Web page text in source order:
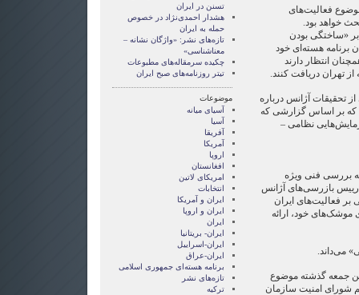
فعالیت‌های
خواهد بود.
بر «ساختگی بودن
برنامه هسته‌ای خود
انتظار دارند
تهران دریافت کنند.
تحقیقات آژانس درباره
که بر اساس گزارشی که
نظامی –
بررسی فنی ویژه
رییس بازرسی‌های آژانس
بر فعالیت‌های ایران
خود، ارائه
می‌داند.
جمعه گذشته موضوع
شورای امنیت سازمان
تسنن در ایران
هشدار احمدی‌نژاد در خصوص
حمله به ایران
تازه‌های نشر: «واژگان نشانه –
معناشناسی»
چکیده سرمقاله‌های مطبوعات
تیتر روزنامه‌های صبح ایران
موضوعات
آسيای ميانه
آسیا
آفریقا
آمریکا
اروپا
افغانستان
امریکای لاتین
انتخابات
ايران و آمريکا
ايران و اروپا
ایران
ایران- بریتانیا
ایران-اسراییل
ایران-عراق
برنامه هسته‌ای جمهوری اسلامی
تازه‌های نشر
ترکیه